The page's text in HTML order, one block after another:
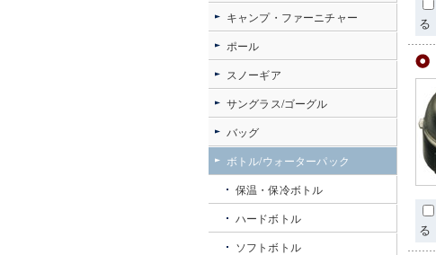
る
る
キャンプ・ファーニチャー
ポール
スノーギア
サングラス/ゴーグル
バッグ
ボトル/ウォーターパック
保温・保冷ボトル
ハードボトル
ソフトボトル